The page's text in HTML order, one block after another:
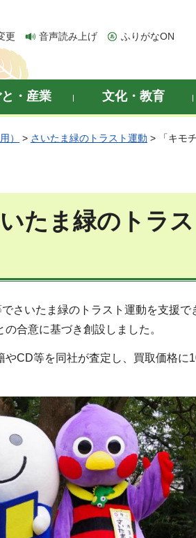
更 音声読み上げ ふりがなON
と・産業 文化・教育
） > さいたま緑のトラスト運動 > 「キモ
たま緑のトラ
さいたま緑のトラスト運動を支援
合意に基づき創設しました。
CD等を同社が査定し、買取価格